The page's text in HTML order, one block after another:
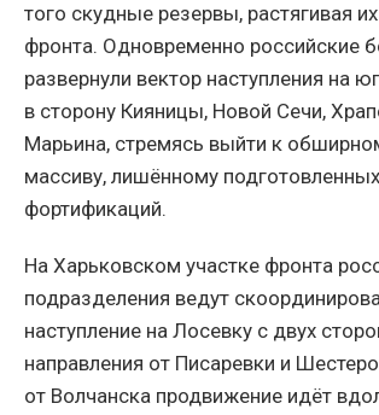
того скудные резервы, растягивая
фронта. Одновременно российские
развернули вектор наступления на
в сторону Кияницы, Новой Сечи,
Марьина, стремясь выйти к
массиву, лишённому
фортификаций.
На Харьковском участке фронта
подразделения ведут
наступление на Лосевку с двух
направления от Писаревки и
от Волчанска продвижение идёт